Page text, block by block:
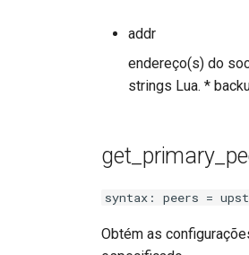
addr
endereço(s) do
strings Lua. *
syntax: peers =
Obtém as